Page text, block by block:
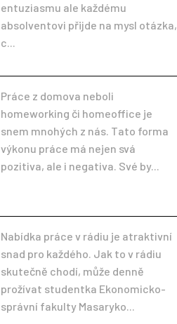
entuziasmu ale každému
absolventovi přijde na mysl otázka,
c...
Práce z domova neboli
homeworking či homeoffice je
snem mnohých z nás. Tato forma
výkonu práce má nejen svá
pozitiva, ale i negativa. Své by...
Nabídka práce v rádiu je atraktivní
snad pro každého. Jak to v rádiu
skutečně chodí, může denně
prožívat studentka Ekonomicko-
správní fakulty Masaryko...